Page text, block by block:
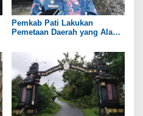
Pemkab Pati Lakukan
Pemetaan Daerah yang Alami